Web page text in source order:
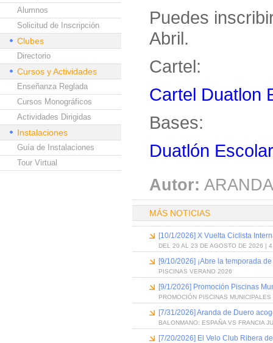
Alumnos
Solicitud de Inscripción
Clubes
Directorio
Cursos y Actividades
Enseñanza Reglada
Cursos Monográficos
Actividades Dirigidas
Instalaciones
Guía de Instalaciones
Tour Virtual
Puedes
Abril.
Cartel:
Cartel Duatlon
Bases:
Duatlón
Autor:
MÁS NOTICIAS
[10/1/2026] X Vuelta Ciclista
DEL 20 AL 23 DE AGOSTO DE 2026 | 4
[9/10/2026] ¡Abre la temporada
PISCINAS VERANO 2026
[9/1/2026] Promoción Piscinas
PROMOCIÓN PISCINAS
[7/31/2026] Aranda de Duero
BALONMANO: ESPAÑA VS FRANCIA
[7/20/2026] El Velo Club Ribera